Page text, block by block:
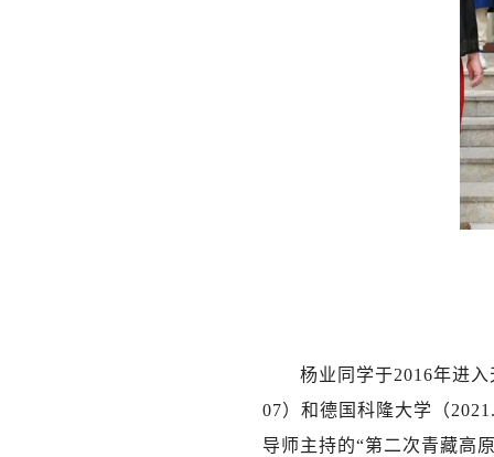
杨业同学于2016年进
07）和德国科隆大学（
导师主持的“第二次青藏高